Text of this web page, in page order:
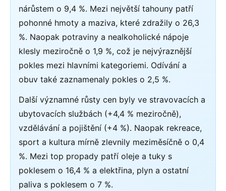
nárůstem o 9,4 %. Mezi největší tahouny patří
pohonné hmoty a maziva, které zdražily o 26,3
%. Naopak potraviny a nealkoholické nápoje
klesly meziročně o 1,9 %, což je nejvýraznější
pokles mezi hlavními kategoriemi. Odívání a
obuv také zaznamenaly pokles o 2,5 %.
Další významné růsty cen byly ve stravovacích a
ubytovacích službách (+4,4 % meziročně),
vzdělávání a pojištění (+4 %). Naopak rekreace,
sport a kultura mírně zlevnily meziměsíčně o 0,4
%. Mezi top propady patří oleje a tuky s
poklesem o 16,4 % a elektřina, plyn a ostatní
paliva s poklesem o 7 %.